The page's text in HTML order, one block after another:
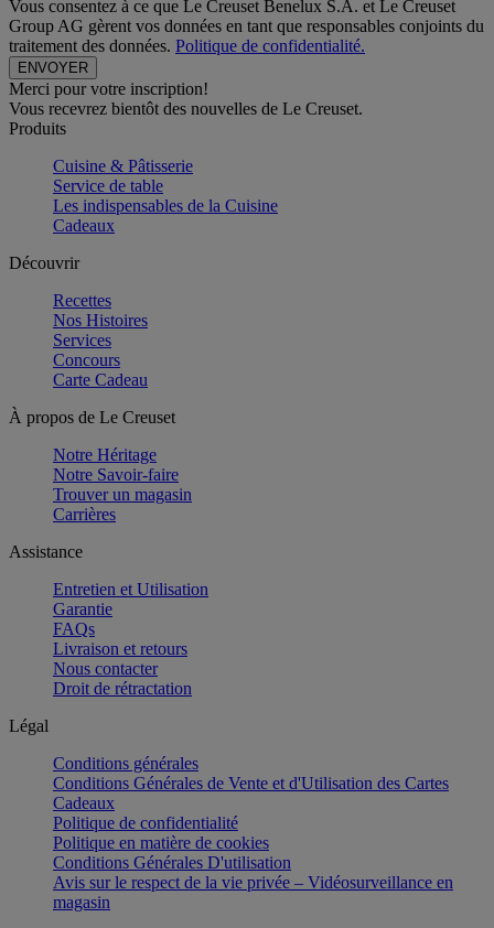
Vous consentez à ce que Le Creuset Benelux S.A. et Le Creuset
Group AG gèrent vos données en tant que responsables conjoints du
traitement des données. Politique de confidentialité.
Merci pour votre inscription!
Vous recevrez bientôt des nouvelles de Le Creuset.
Produits
Cuisine & Pâtisserie
Service de table
Les indispensables de la Cuisine
Cadeaux
Découvrir
Recettes
Nos Histoires
Services
Concours
Carte Cadeau
À propos de Le Creuset
Notre Héritage
Notre Savoir-faire
Trouver un magasin
Carrières
Assistance
Entretien et Utilisation
Garantie
FAQs
Livraison et retours
Nous contacter
Droit de rétractation
Légal
Conditions générales
Conditions Générales de Vente et d'Utilisation des Cartes
Cadeaux
Politique de confidentialité
Politique en matière de cookies
Conditions Générales D'utilisation
Avis sur le respect de la vie privée – Vidéosurveillance en
magasin